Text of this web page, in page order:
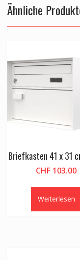
Ähnliche
Briefkasten 41 x 31
CHF 103.00
Weiterlesen